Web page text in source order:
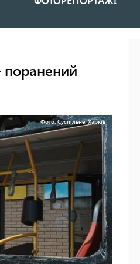
поранений
Фото: Суспільне. Харків